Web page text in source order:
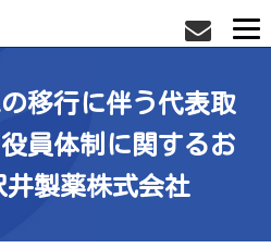
移行に伴う代表取
員体制に関するお
製薬株式会社